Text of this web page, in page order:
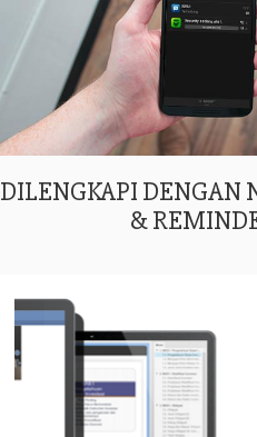
DILENGKAPI DENGAN
&